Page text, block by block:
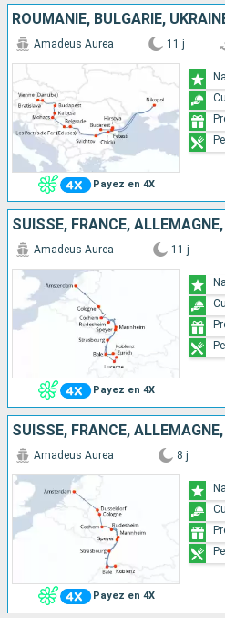
Payez en 4X
Amadeus Aurea 11 j
SUISSE, FRANCE,
Payez en 4X
Amadeus Aurea 11 j
SUISSE, FRANCE,
Payez en 4X
Amadeus Aurea 8 j